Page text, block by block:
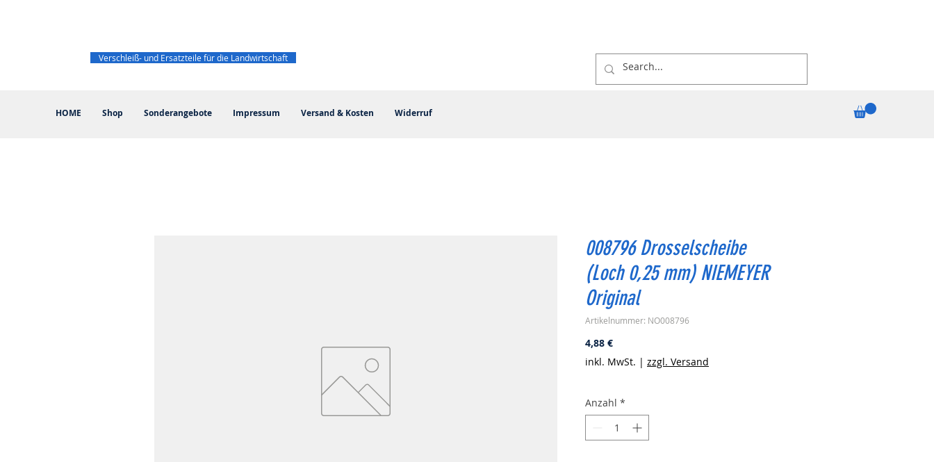
HOME Shop Sonderangebote Impressum Versand & Kosten Widerruf
Verschleiß- und Ersatzteile für die Landwirtschaft
008796 Drosselscheibe
(Loch 0,25 mm) NIEMEYER
Original
Artikelnummer: NO008796
4,88 €Preis
inkl. MwSt. | zzgl. Versand
Anzahl *